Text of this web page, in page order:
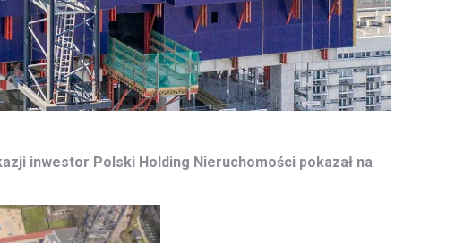
inwestor Polski Holding Nieruchomości pokazał na